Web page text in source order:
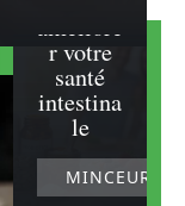
améliore
r votre
santé
intestina
le
MINCEUR